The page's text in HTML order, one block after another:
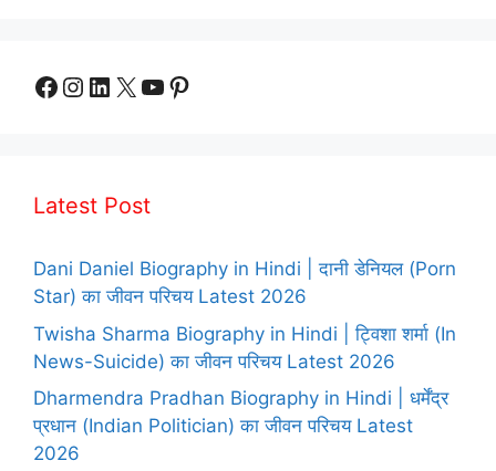
Facebook
Instagram
LinkedIn
X YouTube
Pinterest
Latest Post
Dani Daniel Biography in Hindi | दानी डेनियल (Porn
Star) का जीवन परिचय Latest 2026
Twisha Sharma Biography in Hindi | ट्विशा शर्मा (In
News-Suicide) का जीवन परिचय Latest 2026
Dharmendra Pradhan Biography in Hindi | धर्मेंद्र
प्रधान (Indian Politician) का जीवन परिचय Latest
2026